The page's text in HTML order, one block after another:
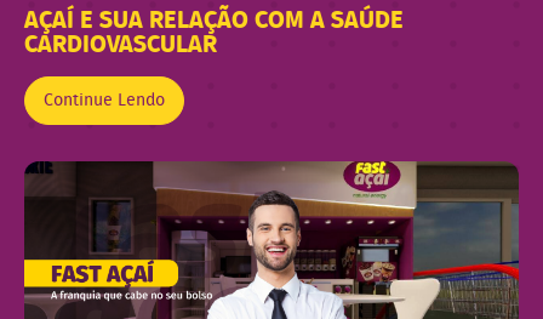
AÇAÍ E SUA RELAÇÃO COM A SAÚDE
CARDIOVASCULAR
Continue Lendo